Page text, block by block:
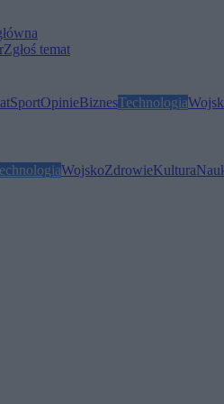
Zgłoś temat
SportOpinieBiznesTechnologia
WojskoZdrowieKultura